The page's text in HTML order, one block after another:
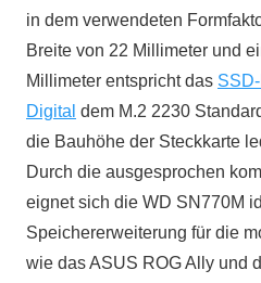
in dem verwendeten
Breite von 22 Millimeter und
Millimeter entspricht das
Digital dem M.2 2230
die Bauhöhe der Steckkarte
Durch die ausgesprochen
eignet sich die WD SN770M
Speichererweiterung für die
wie das ASUS ROG Ally und